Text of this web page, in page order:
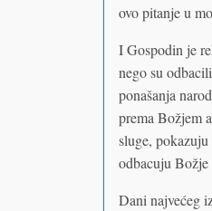
ovo pitanje u
I Gospodin je
nego su
ponašanja
prema Božjem
sluge,
odbacuju
Dani najvećeg